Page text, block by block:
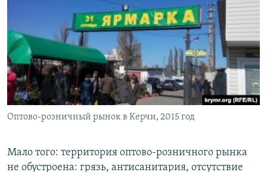
Оптово-розничный рынок в Керчи, 2015 год
Мало того: территория оптово-розничного рынка
не обустроена: грязь, антисанитария, отсутствие